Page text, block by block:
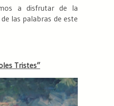
a disfrutar de la
las palabras de este
Tristes”